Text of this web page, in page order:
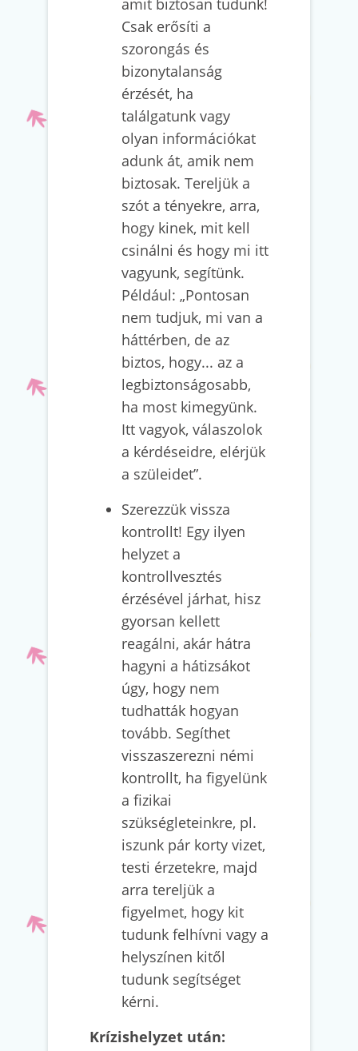
amit biztosan tudunk!
Csak erősíti a
szorongás és
bizonytalanság
érzését, ha
találgatunk vagy
olyan információkat
adunk át, amik nem
biztosak. Tereljük a
szót a tényekre, arra,
hogy kinek, mit kell
csinálni és hogy mi itt
vagyunk, segítünk.
Például: „Pontosan
nem tudjuk, mi van a
háttérben, de az
biztos, hogy... az a
legbiztonságosabb,
ha most kimegyünk.
Itt vagyok, válaszolok
a kérdéseidre, elérjük
a szüleidet”.
Szerezzük vissza
kontrollt! Egy ilyen
helyzet a
kontrollvesztés
érzésével járhat, hisz
gyorsan kellett
reagálni, akár hátra
hagyni a hátizsákot
úgy, hogy nem
tudhatták hogyan
tovább. Segíthet
visszaszerezni némi
kontrollt, ha figyelünk
a fizikai
szükségleteinkre, pl.
iszunk pár korty vizet,
testi érzetekre, majd
arra tereljük a
figyelmet, hogy kit
tudunk felhívni vagy a
helyszínen kitől
tudunk segítséget
kérni.
Krízishelyzet után: